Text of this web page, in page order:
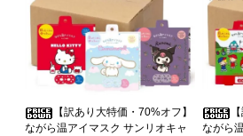
【訳あり大特価・70%オフ】
ながら温アイマスク サンリオキャ
ながら